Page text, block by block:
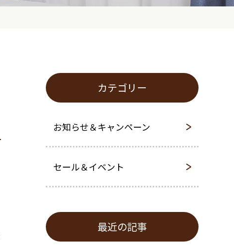
カテゴリー
お知らせ＆キャンペーン
セール＆イベント
最近の記事